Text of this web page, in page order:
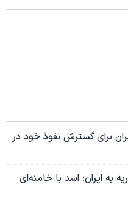
برای گسترش نفوذ خود در
ایران؛ اسد با خامنه‌ای